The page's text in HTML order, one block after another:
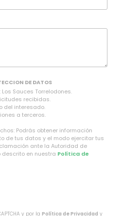
DE DATOS
Sauces Torrelodones.
recibidas.
del interesado.
a terceros.
Podrás obtener información
de tus datos y el modo ejercitar tus
ante la Autoridad de
descrito en nuestra Política de
y por la Política de Privacidad y